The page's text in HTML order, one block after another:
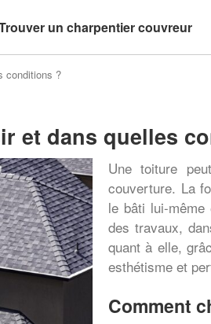
un charpentier couvreur
conditions ?
et dans quelles
Une toiture
couverture. La
le bâti lui-
des travaux,
quant à elle,
esthétisme et
Comment